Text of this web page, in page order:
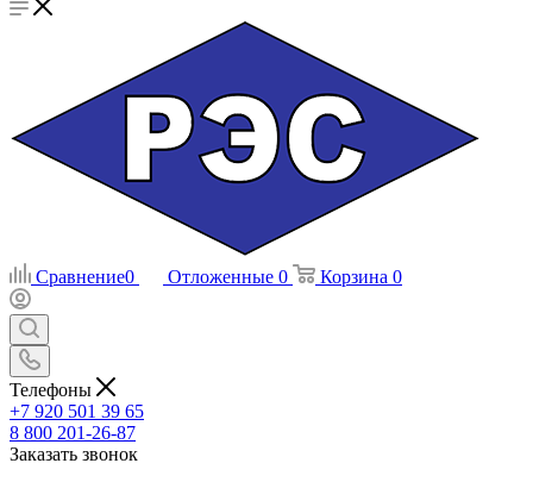
Сравнение0 Отложенные 0 Корзина 0
Телефоны
+7 920 501 39 65
8 800 201-26-87
Заказать звонок